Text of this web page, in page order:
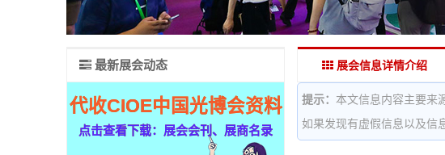
展会信息详情介绍
提示： 本文信息内容主要来
如果发现有虚假信息以及信
最新展会动态
代收CIOE中国光博会资料
点击查看下载：展会会刊、展商名录